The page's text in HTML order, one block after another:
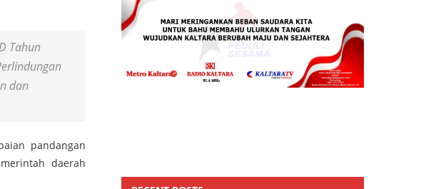
Tahun
dan
pandangan
daerah